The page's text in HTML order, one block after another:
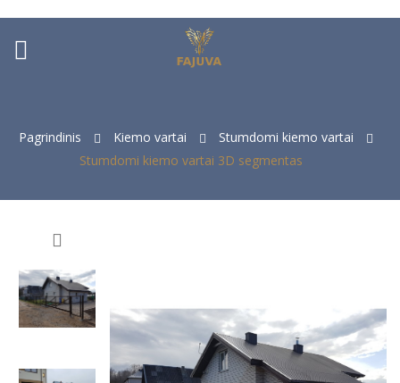
Pagrindinis Kiemo vartai
Stumdomi kiemo vartai
Stumdomi kiemo vartai 3D segmentas